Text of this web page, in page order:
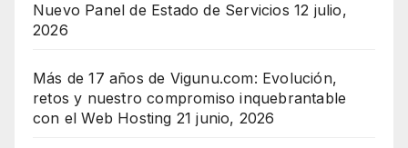
Nuevo Panel de Estado de Servicios 12 julio,
2026
Más de 17 años de Vigunu.com: Evolución,
retos y nuestro compromiso inquebrantable
con el Web Hosting 21 junio, 2026